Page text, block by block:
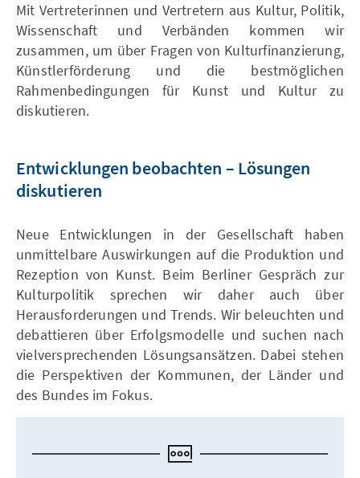
Mit Vertreterinnen und Vertretern aus Kultur, Politik,
Wissenschaft und Verbänden kommen wir
zusammen, um über Fragen von Kulturfinanzierung,
Künstlerförderung und die bestmöglichen
Rahmenbedingungen für Kunst und Kultur zu
diskutieren.
Entwicklungen beobachten – Lösungen
diskutieren
Neue Entwicklungen in der Gesellschaft haben
unmittelbare Auswirkungen auf die Produktion und
Rezeption von Kunst. Beim Berliner Gespräch zur
Kulturpolitik sprechen wir daher auch über
Herausforderungen und Trends. Wir beleuchten und
debattieren über Erfolgsmodelle und suchen nach
vielversprechenden Lösungsansätzen. Dabei stehen
die Perspektiven der Kommunen, der Länder und
des Bundes im Fokus.